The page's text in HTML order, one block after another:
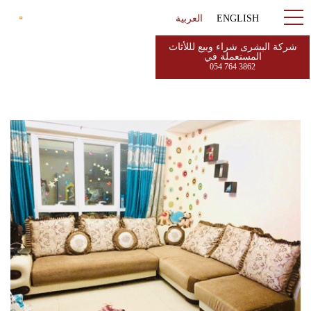
العربية ENGLISH
شركة البشرى شراء وبيع لللأثاث
المستعملة في
054 764 3862